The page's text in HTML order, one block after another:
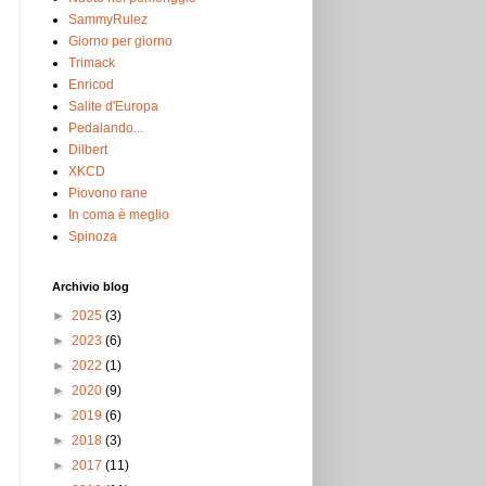
SammyRulez
Giorno per giorno
Trimack
Enricod
Salite d'Europa
Pedalando...
Dilbert
XKCD
Piovono rane
In coma è meglio
Spinoza
Archivio blog
► 2025 (3)
► 2023 (6)
► 2022 (1)
► 2020 (9)
► 2019 (6)
► 2018 (3)
► 2017 (11)